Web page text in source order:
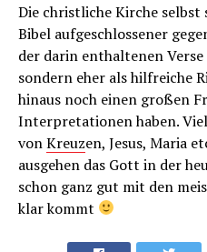
Die christliche Kirche
Bibel aufgeschlossener
der darin enthaltenen
sondern eher als hilfreiche
hinaus noch einen großen
Interpretationen haben.
vonKreuzen, Jesus, Maria
ausgehen das Gott in der
schon ganz gut mit den
klar kommt